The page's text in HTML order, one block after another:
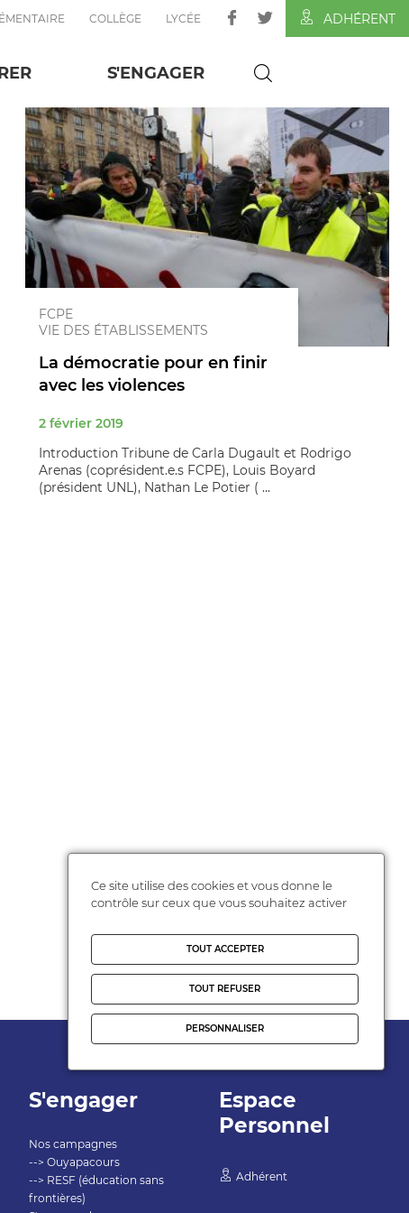
COLLÈGE LYCÉE ADHÉRENT
S'ENGAGER
FCPE
VIE DES ÉTABLISSEMENTS
La démocratie pour en finir
avec les violences
2 février 2019
Introduction Tribune de Carla Dugault et Rodrigo
Arenas (coprésident.e.s FCPE), Louis Boyard
(président UNL), Nathan Le Potier ( ...
S'engager
Nos campagnes
--> Ouyapacours
--> RESF (éducation sans
frontières)
Espace
Personnel
Adhérent
Ce site utilise des cookies et vous donne le
contrôle sur ceux que vous souhaitez activer
TOUT ACCEPTER
TOUT REFUSER
PERSONNALISER